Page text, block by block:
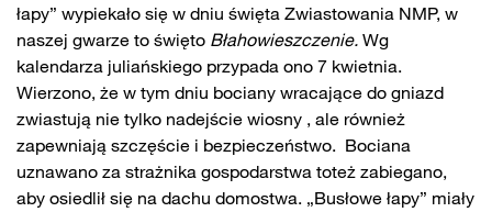
łapy” wypiekało się w dniu święta Zwiastowania NMP, w
naszej gwarze to święto Błahowieszczenie. Wg
kalendarza juliańskiego przypada ono 7 kwietnia.
Wierzono, że w tym dniu bociany wracające do gniazd
zwiastują nie tylko nadejście wiosny , ale również
zapewniają szczęście i bezpieczeństwo. Bociana
uznawano za strażnika gospodarstwa toteż zabiegano,
aby osiedlił się na dachu domostwa. „Busłowe łapy” miały